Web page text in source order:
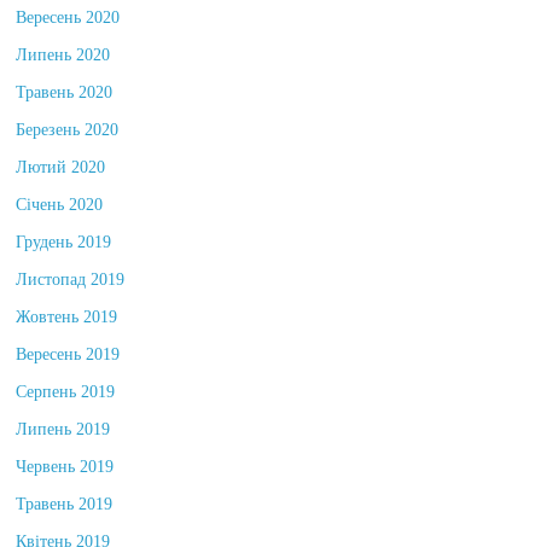
Вересень 2020
Липень 2020
Травень 2020
Березень 2020
Лютий 2020
Січень 2020
Грудень 2019
Листопад 2019
Жовтень 2019
Вересень 2019
Серпень 2019
Липень 2019
Червень 2019
Травень 2019